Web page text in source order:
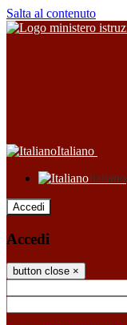
Salta al contenuto
Italiano
Italiano
Accedi
Accedi
button close ×